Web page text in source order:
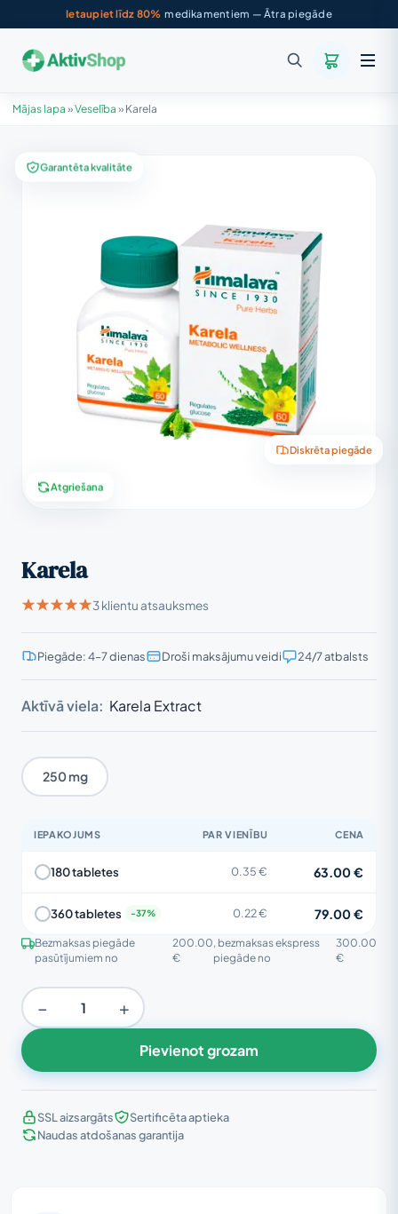
Ietaupiet līdz 80% medikamentiem — Ātra piegāde
Mājas lapa »Veselība » Karela
Garantēta kvalitāte
Diskrēta piegāde
Atgriešana
Karela
3 klientu atsauksmes
Piegāde: 4–7 dienas Droši maksājumu veidi 24/7 atbalsts
Aktīvā viela: Karela Extract
250 mg
IEPAKOJUMS PAR VIENĪBU CENA
180 tabletes 0.35 € 63.00 €
360 tabletes 0.22 € 79.00 €
Bezmaksas piegāde
pasūtījumiem no
200.00
€
, bezmaksas ekspress
piegāde no
300.00
€
− +
Pievienot grozam
SSL aizsargāts
Sertificēta aptieka
Naudas atdošanas garantija